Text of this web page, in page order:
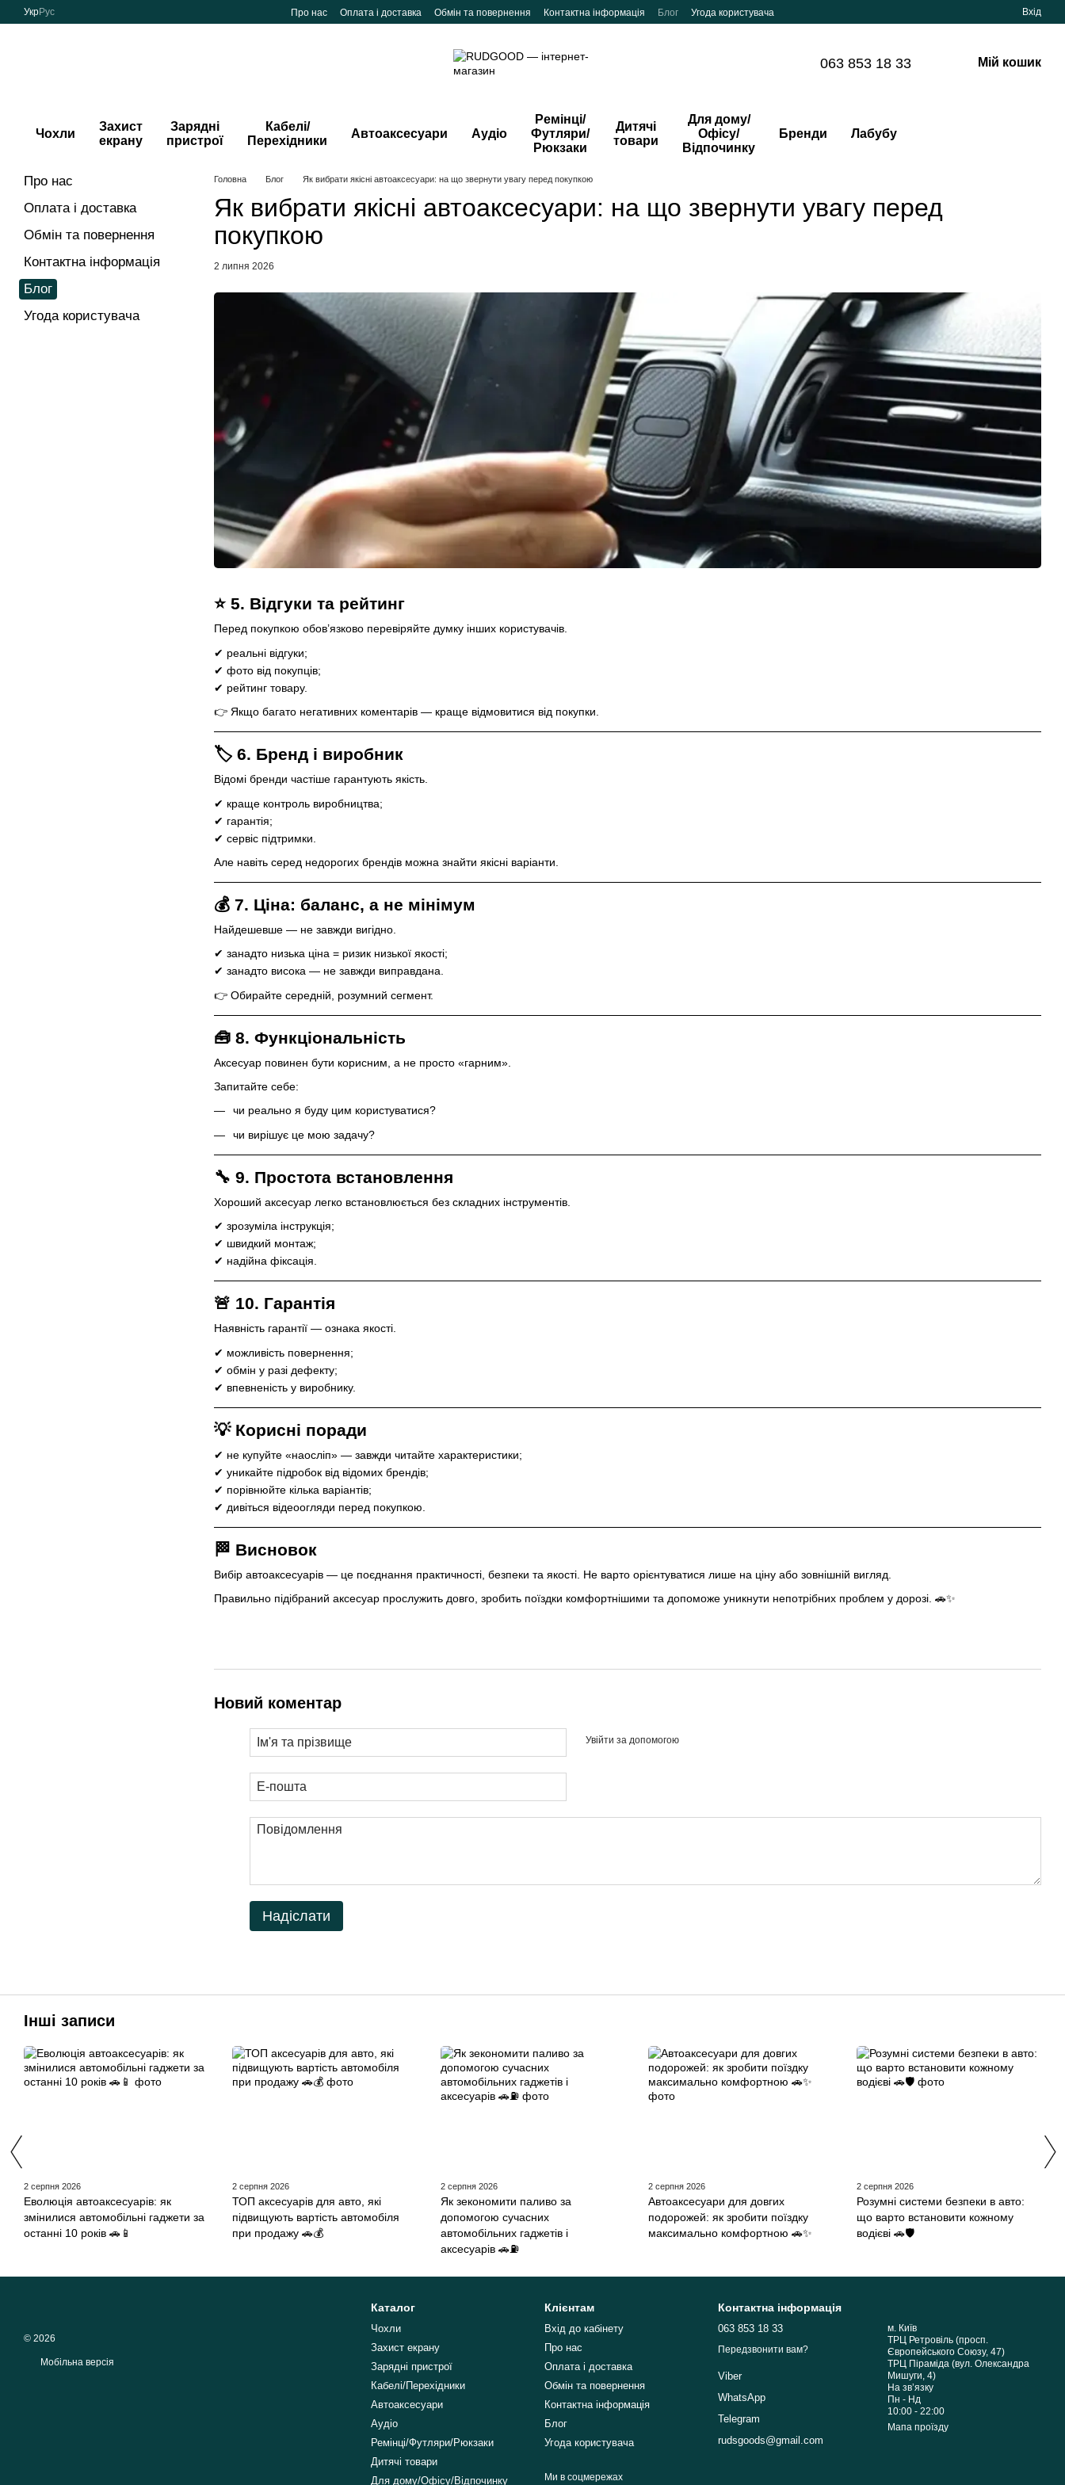
Перейти до основного контенту
УкрРус Про нас Оплата і доставка Обмін та повернення Контактна інформація Блог Угода користувача Вхід
063 853 18 33 Мій кошик
Чохли
Захист
екрану
Зарядні
пристрої
Кабелі/
Перехідники
Автоаксесуари Аудіо
Ремінці/
Футляри/
Рюкзаки
Дитячі
товари
Для дому/
Офісу/
Відпочинку
Бренди Лабубу
Головна Блог Як вибрати якісні автоаксесуари: на що звернути увагу перед покупкою
Як вибрати якісні автоаксесуари: на що звернути увагу перед
покупкою
2 липня 2026
⭐ 5. Відгуки та рейтинг
Перед покупкою обов’язково перевіряйте думку інших користувачів.
✔ реальні відгуки;
✔ фото від покупців;
✔ рейтинг товару.
👉 Якщо багато негативних коментарів — краще відмовитися від покупки.
🏷 6. Бренд і виробник
Відомі бренди частіше гарантують якість.
✔ краще контроль виробництва;
✔ гарантія;
✔ сервіс підтримки.
Але навіть серед недорогих брендів можна знайти якісні варіанти.
💰 7. Ціна: баланс, а не мінімум
Найдешевше — не завжди вигідно.
✔ занадто низька ціна = ризик низької якості;
✔ занадто висока — не завжди виправдана.
👉 Обирайте середній, розумний сегмент.
🧰 8. Функціональність
Аксесуар повинен бути корисним, а не просто «гарним».
Запитайте себе:
чи реально я буду цим користуватися?
чи вирішує це мою задачу?
🔧 9. Простота встановлення
Хороший аксесуар легко встановлюється без складних інструментів.
✔ зрозуміла інструкція;
✔ швидкий монтаж;
✔ надійна фіксація.
🚨 10. Гарантія
Наявність гарантії — ознака якості.
✔ можливість повернення;
✔ обмін у разі дефекту;
✔ впевненість у виробнику.
💡 Корисні поради
✔ не купуйте «наосліп» — завжди читайте характеристики;
✔ уникайте підробок від відомих брендів;
✔ порівнюйте кілька варіантів;
✔ дивіться відеоогляди перед покупкою.
🏁 Висновок
Вибір автоаксесуарів — це поєднання практичності, безпеки та якості. Не варто орієнтуватися лише на ціну або зовнішній вигляд.
Правильно підібраний аксесуар прослужить довго, зробить поїздки комфортнішими та допоможе уникнути непотрібних проблем у дорозі. 🚗✨
Новий коментар
Увійти за допомогою
Надіслати
Про нас
Оплата і доставка
Обмін та повернення
Контактна інформація
Блог
Угода користувача
Інші записи
2 серпня 2026
Еволюція автоаксесуарів: як
змінилися автомобільні гаджети за
останні 10 років 🚗📱
2 серпня 2026
ТОП аксесуарів для авто, які
підвищують вартість автомобіля
при продажу 🚗💰
2 серпня 2026
Як зекономити паливо за
допомогою сучасних
автомобільних гаджетів і
аксесуарів 🚗⛽
2 серпня 2026
Автоаксесуари для довгих
подорожей: як зробити поїздку
максимально комфортною 🚗✨
2 серпня 2026
Розумні системи безпеки в авто:
що варто встановити кожному
водієві 🚗🛡️
© 2026
Мобільна версія
Каталог
Чохли
Захист екрану
Зарядні пристрої
Кабелі/Перехідники
Автоаксесуари
Аудіо
Ремінці/Футляри/Рюкзаки
Дитячі товари
Для дому/Офісу/Відпочинку
Клієнтам
Вхід до кабінету
Про нас
Оплата і доставка
Обмін та повернення
Контактна інформація
Блог
Угода користувача
Ми в соцмережах
Контактна інформація
063 853 18 33
Передзвонити вам?
Viber
WhatsApp
Telegram
rudsgoods@gmail.com
м. Київ
ТРЦ Ретровіль (просп.
Європейського Союзу, 47)
ТРЦ Піраміда (вул. Олександра
Мишуги, 4)
На звʼязку
Пн - Нд
10:00 - 22:00
Мапа проїзду